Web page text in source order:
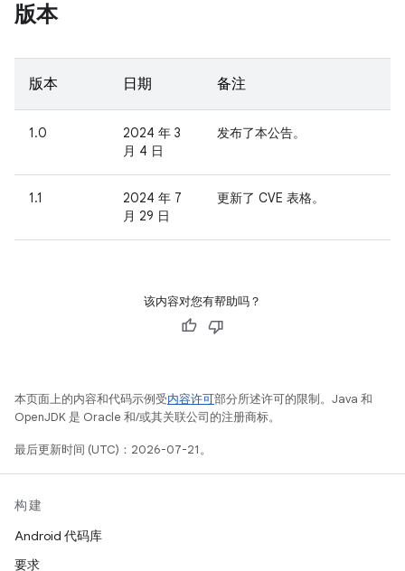
版本
版本 日期 备注
1.0
2024 年 3
月 4 日
发布了本公告。
1.1
2024 年 7
月 29 日
更新了 CVE 表格。
该内容对您有帮助吗？
本页面上的内容和代码示例受内容许可部分所述许可的限制。Java 和
OpenJDK 是 Oracle 和/或其关联公司的注册商标。
最后更新时间 (UTC)：2026-07-21。
构建
Android 代码库
要求